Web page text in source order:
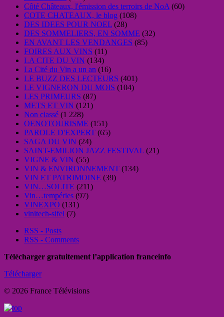
Côté Châteaux, l'émission des terroirs de NoA (60)
COTE CHATEAUX, le blog (108)
DES IDEES POUR NOEL (28)
DES SOMMELIERS, EN SOMME (32)
EN AVANT LES VENDANGES (85)
FOIRES AUX VINS (11)
LA CITE DU VIN (134)
La Cité du Vin a un an (16)
LE BUZZ DES LECTEURS (401)
LE VIGNERON DU MOIS (104)
LES PRIMEURS (87)
METS ET VIN (121)
Non classé (1 228)
OENOTOURISME (151)
PAROLE D'EXPERT (65)
SAGA DU VIN (24)
SAINT-EMILION JAZZ FESTIVAL (21)
VIGNE & VIN (55)
VIN & ENVIRONNEMENT (134)
VIN ET PATRIMOINE (39)
VIN…SOLITE (211)
Vin…tempéries (97)
VINEXPO (131)
vinitech-sifel (7)
RSS - Posts
RSS - Comments
Télécharger gratuitement l’application franceinfo
Télécharger
© 2026 France Télévisions